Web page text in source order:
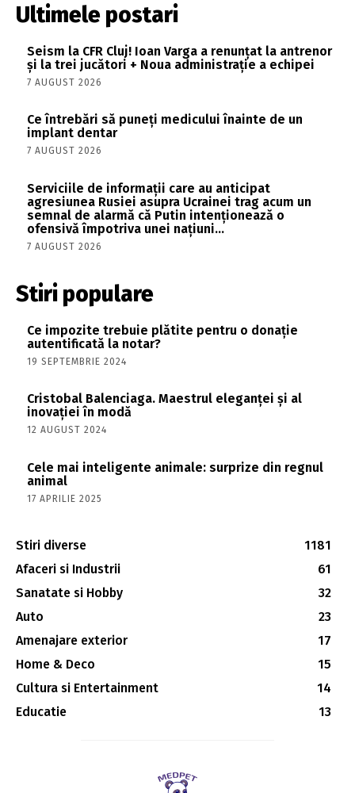
Ultimele postari
Seism la CFR Cluj! Ioan Varga a renunțat la antrenor
și la trei jucători + Noua administrație a echipei
7 AUGUST 2026
Ce întrebări să puneți medicului înainte de un
implant dentar
7 AUGUST 2026
Serviciile de informații care au anticipat
agresiunea Rusiei asupra Ucrainei trag acum un
semnal de alarmă că Putin intenționează o
ofensivă împotriva unei națiuni...
7 AUGUST 2026
Stiri populare
Ce impozite trebuie plătite pentru o donație
autentificată la notar?
19 SEPTEMBRIE 2024
Cristobal Balenciaga. Maestrul eleganței și al
inovației în modă
12 AUGUST 2024
Cele mai inteligente animale: surprize din regnul
animal
17 APRILIE 2025
Stiri diverse
1181
Afaceri si Industrii
61
Sanatate si Hobby
32
Auto
23
Amenajare exterior
17
Home & Deco
15
Cultura si Entertainment
14
Educatie
13